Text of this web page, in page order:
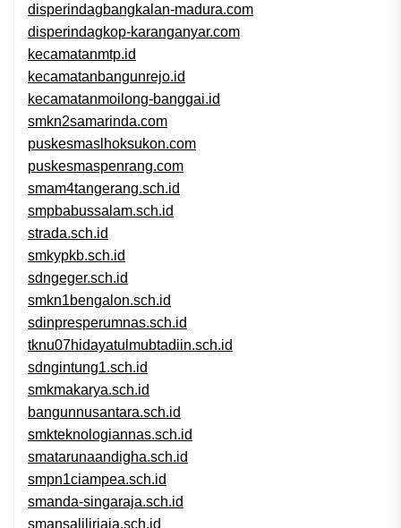
disperindagbangkalan-madura.com
disperindagkop-karanganyar.com
kecamatanmtp.id
kecamatanbangunrejo.id
kecamatanmoilong-banggai.id
smkn2samarinda.com
puskesmaslhoksukon.com
puskesmaspenrang.com
smam4tangerang.sch.id
smpbabussalam.sch.id
strada.sch.id
smkypkb.sch.id
sdngeger.sch.id
smkn1bengalon.sch.id
sdinpresperumnas.sch.id
tknu07hidayatulmubtadiin.sch.id
sdngintung1.sch.id
smkmakarya.sch.id
bangunnusantara.sch.id
smkteknologiannas.sch.id
smatarunaandigha.sch.id
smpn1ciampea.sch.id
smanda-singaraja.sch.id
smansaliliriaja.sch.id